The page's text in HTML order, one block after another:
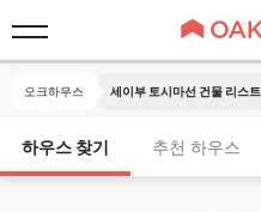
오크하우스 세이부 토시마선 건물 리스트
하우스 찾기 추천 하우스